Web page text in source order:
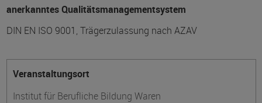
anerkanntes Qualitätsmanagementsystem
DIN EN ISO 9001, Trägerzulassung nach AZAV
Veranstaltungsort
Institut für Berufliche Bildung Waren